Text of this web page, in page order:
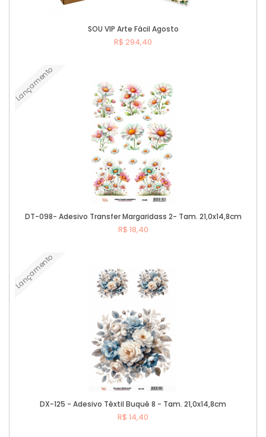
SOU VIP Arte Fácil Agosto
R$ 294,40
Lançamento
DT-098- Adesivo Transfer Margaridass 2- Tam. 21,0x14,8cm
R$ 18,40
Lançamento
DX-125 - Adesivo Têxtil Buquê 8 - Tam. 21,0x14,8cm
R$ 14,40